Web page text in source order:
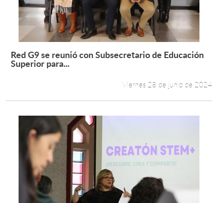
Leer más +
Red G9 se reunió con Subsecretario de Educación
Superior para...
Viernes 28 de junio de 2024